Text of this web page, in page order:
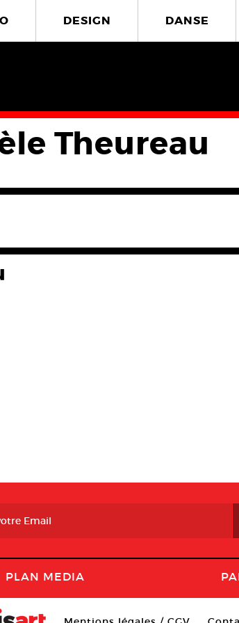
DESIGN DANSE
Theureau
PLAN MEDIA